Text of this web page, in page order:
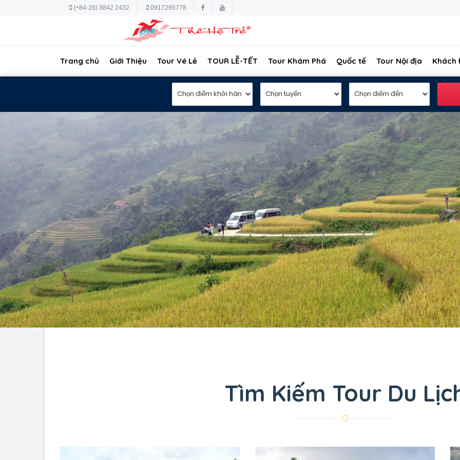
(+84-28) 3842 2432 0917295778
Trang chủ Giới Thiệu Tour Vé Lẻ TOUR LỄ-TẾT Tour Khám Phá Quốc tế Tour Nội địa Khách
Tìm Kiếm Tour Du